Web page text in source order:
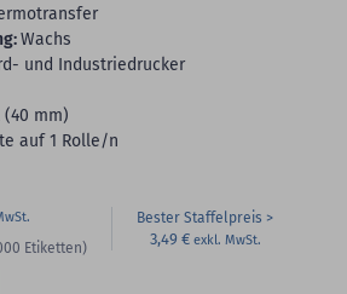
Wachs
und Industriedrucker
(40 mm)
auf 1 Rolle/n
Etiketten)
Bester Staffelpreis
3,49 €